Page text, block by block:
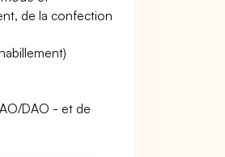
de la confection
DAO - et de